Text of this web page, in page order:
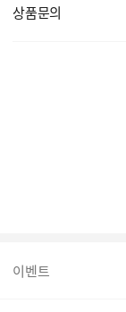
상품문의
이벤트